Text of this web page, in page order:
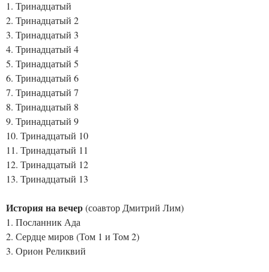
1. Тринадцатый
2. Тринадцатый 2
3. Тринадцатый 3
4. Тринадцатый 4
5. Тринадцатый 5
6. Тринадцатый 6
7. Тринадцатый 7
8. Тринадцатый 8
9. Тринадцатый 9
10. Тринадцатый 10
11. Тринадцатый 11
12. Тринадцатый 12
13. Тринадцатый 13
История на вечер(соавтор Дмитрий Лим)
1. Посланник Ада
2. Сердце миров (Том 1 и Том 2)
3. Орион Реликвий